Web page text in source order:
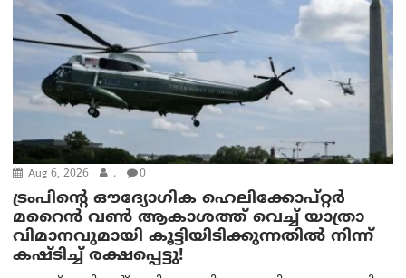
Aug 6, 2026 . 0
ട്രം‌പിന്റെ ഔദ്യോഗിക ഹെലിക്കോപ്റ്റര്‍
മറൈന്‍ വണ്‍ ആകാശത്ത് വെച്ച് യാത്രാ
വിമാനവുമായി കൂട്ടിയിടിക്കുന്നതിൽ നിന്ന്
കഷ്ടിച്ച് രക്ഷപ്പെട്ടു!